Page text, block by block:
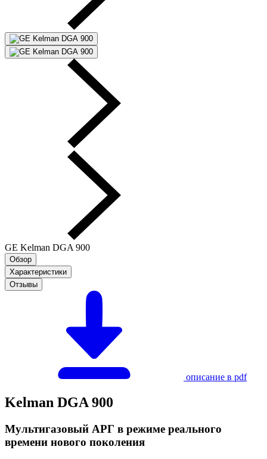
GE Kelman DGA 900
Обзор
Характеристики
Отзывы
описание в pdf
Kelman DGA 900
Мультигазовый АРГ в режиме реального
времени нового поколения